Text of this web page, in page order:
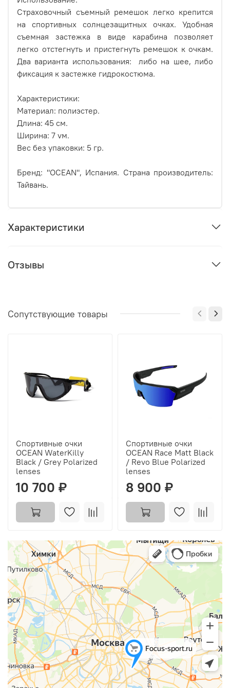
Страховочный съемный ремешок легко крепится
на спортивных солнцезащитных очках. Удобная
съемная застежка в виде карабина позволяет
легко отстегнуть и пристегнуть ремешок к очкам.
Два варианта использования: либо на шее, либо
фиксация к застежке гидрокостюма.
Характеристики:
Материал: полиэстер.
Длина: 45 см.
Ширина: 7 vм.
Вес без упаковки: 5 гр.
Бренд: "OCEAN", Испания. Страна производитель:
Тайвань.
Характеристики
Отзывы
Сопутствующие товары
Спортивные очки
OCEAN WaterKilly
Black / Grey Polarized
lenses
10 700 ₽
Спортивные очки
OCEAN Race Matt Black
/ Revo Blue Polarized
lenses
8 900 ₽